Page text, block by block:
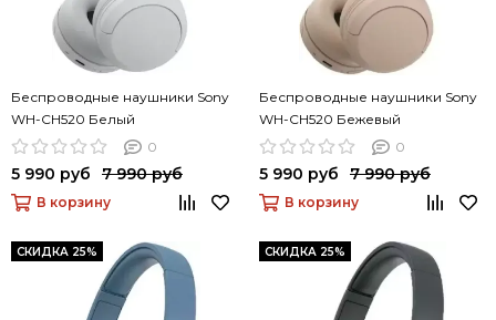
Беспроводные наушники Sony
WH-CH520 Белый
0
5 990 руб 7 990 руб
В корзину
Беспроводные наушники Sony
WH-CH520 Бежевый
0
5 990 руб 7 990 руб
В корзину
СКИДКА 25% СКИДКА 25%